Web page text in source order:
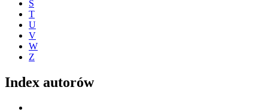
S
T
U
V
W
Z
Index autorów